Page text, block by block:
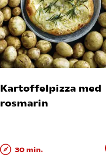
Kartoffelpizza med
rosmarin
30 min.